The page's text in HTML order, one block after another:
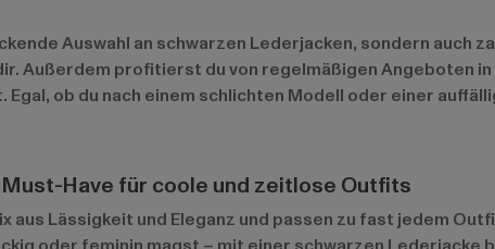
Auswahl an schwarzen Lederjacken, sondern auch
Außerdem profitierst du von regelmäßigen Angeboten
ob du nach einem schlichten Modell oder einer
Have für coole und zeitlose Outfits
Lässigkeit und Eleganz und passen zu fast jedem